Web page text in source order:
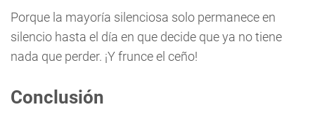
Porque la mayoría silenciosa solo permanece en
silencio hasta el día en que decide que ya no tiene
nada que perder. ¡Y frunce el ceño!
Conclusión